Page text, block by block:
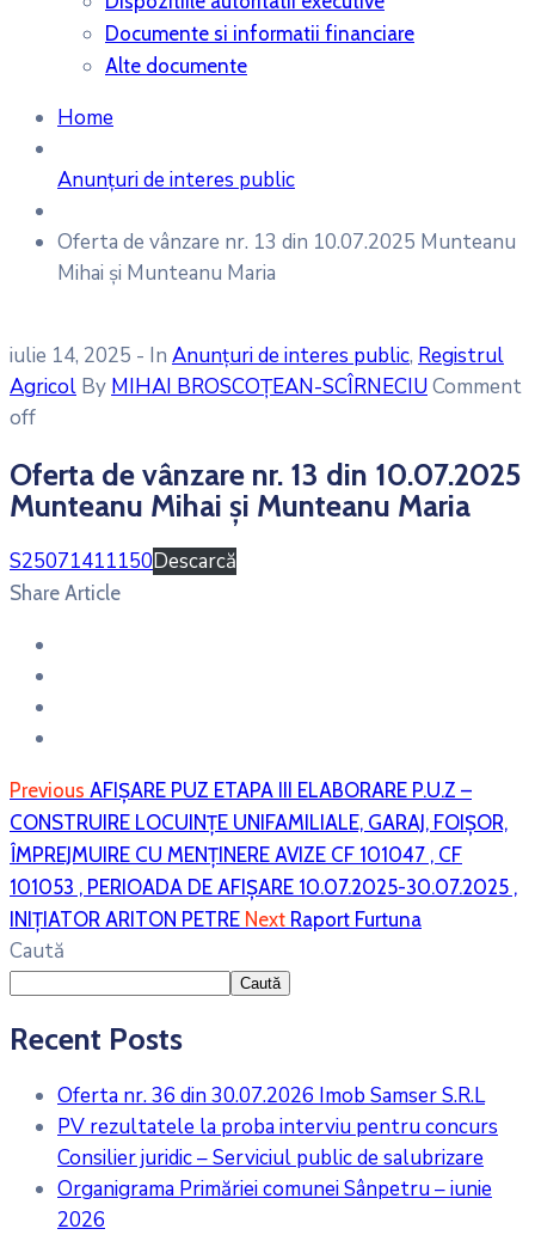
Documente si informatii financiare
Alte documente
Home
Anunțuri de interes public
Oferta de vânzare nr. 13 din 10.07.2025 Munteanu
Mihai și Munteanu Maria
iulie 14, 2025 - In Anunțuri de interes public‚ Registrul
Agricol By MIHAI BROSCOȚEAN-SCÎRNECIUComment
off
Oferta de vânzare nr. 13 din 10.07.2025
Munteanu Mihai și Munteanu Maria
S25071411150Descarcă
Share Article
Previous AFIȘARE PUZ ETAPA III ELABORARE P.U.Z –
CONSTRUIRE LOCUINȚE UNIFAMILIALE, GARAJ, FOIȘOR,
ÎMPREJMUIRE CU MENȚINERE AVIZE CF 101047 , CF
101053 , PERIOADA DE AFIȘARE 10.07.2025-30.07.2025 ,
INIȚIATOR ARITON PETRE Next Raport Furtuna
Caută
Caută
Recent Posts
Oferta nr. 36 din 30.07.2026 Imob Samser S.R.L
PV rezultatele la proba interviu pentru concurs
Consilier juridic – Serviciul public de salubrizare
Organigrama Primăriei comunei Sânpetru – iunie
2026